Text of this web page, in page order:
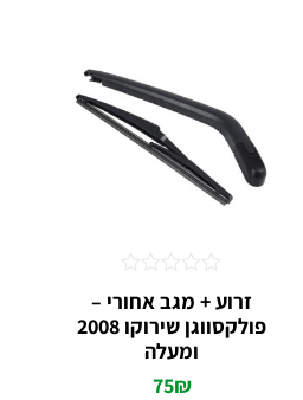
זרוע + מגב אחורי –
פולקסווגן שירוקו 2008
ומעלה
75₪
0
מתוך